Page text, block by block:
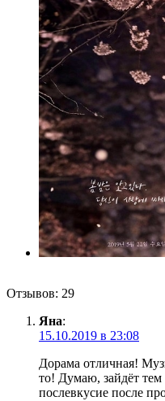
Отзывов: 29
Яна:
15.10.2019 в 23:08
Дорама отличная!
то! Думаю, зайдёт
послевкусие после